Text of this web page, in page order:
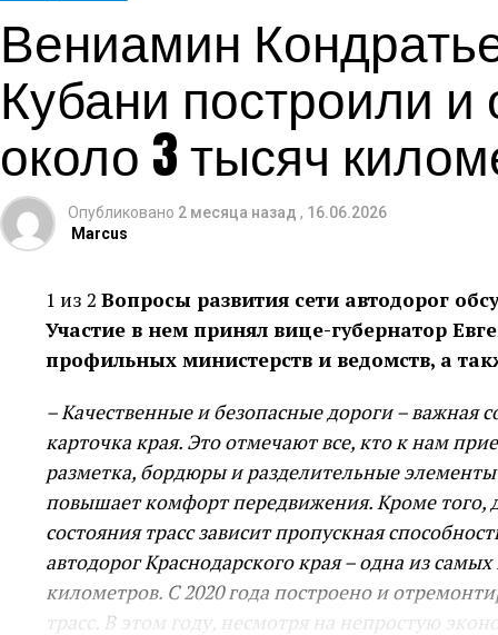
Вениамин
Кубани построили
около 3 тысяч
Опубликовано 2 месяца назад , 16.06.2026
Marcus
1 из 2 Вопросы развития сети автодорог
Участие в нем принял вице-губернатор
профильных министерств и ведомств, а
– Качественные и безопасные дороги – важная
карточка края. Это отмечают все, кто к нам
разметка, бордюры и разделительные
повышает комфорт передвижения. Кроме того,
состояния трасс зависит пропускная
автодорог Краснодарского края – одна из
километров. С 2020 года построено и
трасс. В этом году, несмотря на непростую